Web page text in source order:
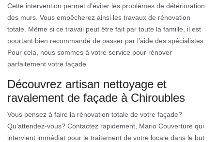
Cette intervention permet d’éviter les problèmes de détérioration
des murs. Vous empêcherez ainsi les travaux de rénovation
totale. Même si ce travail peut être fait par toute la famille, il est
pourtant bien recommandé de passer par l’aide des spécialistes.
Pour cela, nous sommes à votre service pour rénover
parfaitement votre façade.
Découvrez artisan nettoyage et
ravalement de façade à Chiroubles
Vous pensez à faire la rénovation totale de votre façade?
Qu’attendez-vous? Contactez rapidement, Mario Couverture qui
intervient immédiat pour le traitement de votre locale dans le but